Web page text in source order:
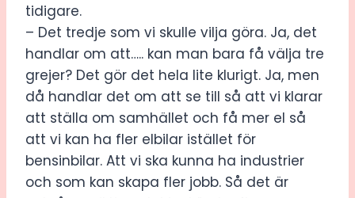
tidigare.
– Det tredje som vi skulle vilja göra. Ja, det
handlar om att….. kan man bara få välja tre
grejer? Det gör det hela lite klurigt. Ja, men
då handlar det om att se till så att vi klarar
att ställa om samhället och få mer el så
att vi kan ha fler elbilar istället för
bensinbilar. Att vi ska kunna ha industrier
och som kan skapa fler jobb. Så det är